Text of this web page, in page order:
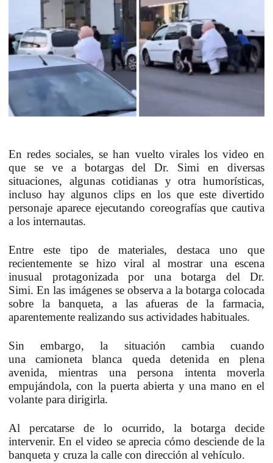
En redes sociales, se han vuelto virales los video en
que se ve a botargas del Dr. Simi en diversas
situaciones, algunas cotidianas y otra humorísticas,
incluso hay algunos clips en los que este divertido
personaje aparece ejecutando coreografías que cautiva
a los internautas.
Entre este tipo de materiales, destaca uno que
recientemente se hizo viral al mostrar una escena
inusual protagonizada por una botarga del Dr.
Simi.En las imágenes se observa a la botargacolocada
sobre la banqueta, a las afueras de la farmacia,
aparentemente realizando sus actividades habituales.
Sin embargo, la situación cambia cuando
unacamioneta blanca queda detenida en plena
avenida, mientras una persona intenta moverla
empujándola, con lapuerta abierta y una mano en el
volante para dirigirla.
Al percatarse de lo ocurrido, la botarga decide
intervenir. En el video se aprecia cómo desciende de la
banqueta y cruza la calle con dirección al vehículo.